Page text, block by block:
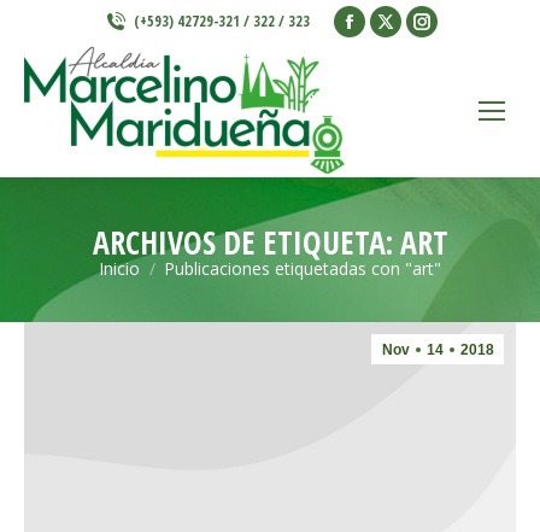
(+593) 42729-321 / 322 / 323
Facebook
window
X
window
Instagram
window
ARCHIVOS DE ETIQUETA:ART
Estás aquí:
Inicio Publicaciones etiquetadas con "art"
Nov 14 2018